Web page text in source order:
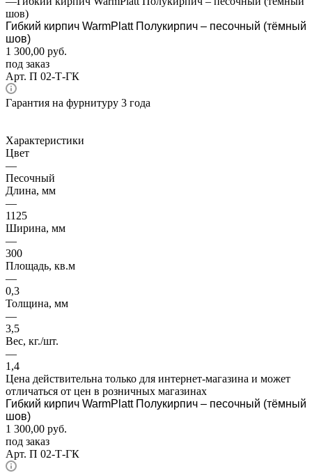
шов)
Гибкий кирпич WarmPlatt Полукирпич – песочный (тёмный
шов)
1 300,00 руб.
под заказ
Арт. П 02-Т-ГК
Гарантия на фурнитуру 3 года
Характеристики
Цвет
—
Песочный
Длина, мм
—
1125
Ширина, мм
—
300
Площадь, кв.м
—
0,3
Толщина, мм
—
3,5
Вес, кг./шт.
—
1,4
Цена действительна только для интернет-магазина и может
отличаться от цен в розничных магазинах
Гибкий кирпич WarmPlatt Полукирпич – песочный (тёмный
шов)
1 300,00 руб.
под заказ
Арт. П 02-Т-ГК